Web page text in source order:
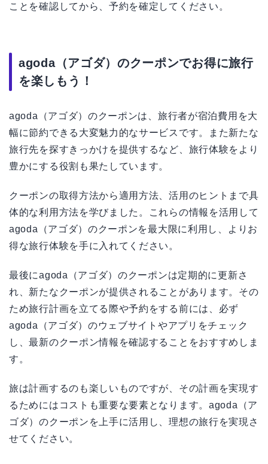
ことを確認してから、予約を確定してください。
agoda（アゴダ）のクーポンでお得に旅行
を楽しもう！
agoda（アゴダ）のクーポンは、旅行者が宿泊費用を大
幅に節約できる大変魅力的なサービスです。また新たな
旅行先を探すきっかけを提供するなど、旅行体験をより
豊かにする役割も果たしています。
クーポンの取得方法から適用方法、活用のヒントまで具
体的な利用方法を学びました。これらの情報を活用して
agoda（アゴダ）のクーポンを最大限に利用し、よりお
得な旅行体験を手に入れてください。
最後にagoda（アゴダ）のクーポンは定期的に更新さ
れ、新たなクーポンが提供されることがあります。その
ため旅行計画を立てる際や予約をする前には、必ず
agoda（アゴダ）のウェブサイトやアプリをチェック
し、最新のクーポン情報を確認することをおすすめしま
す。
旅は計画するのも楽しいものですが、その計画を実現す
るためにはコストも重要な要素となります。agoda（ア
ゴダ）のクーポンを上手に活用し、理想の旅行を実現さ
せてください。